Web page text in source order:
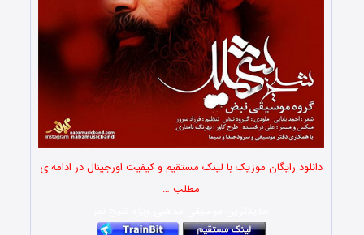
دانلود رایگان موزیک با لینک مستقیم و کیفیت اورجینال در ادامه ی
مطلب …